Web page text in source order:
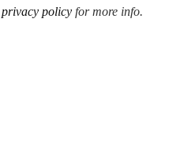
privacy policyfor more info.